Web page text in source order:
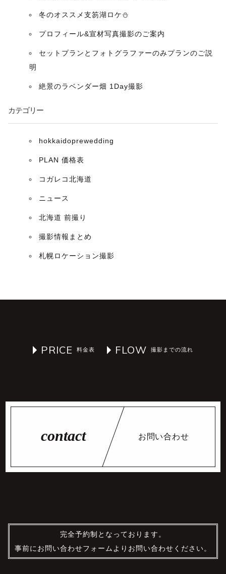
ン
冬のオススメ支笏湖ロケ⛄️
プロフィール&宣材写真撮影のご案内
セットプランとフォトグラファーのみプランのご説
明
絶景のラベンダー畑 1Day撮影
カテゴリー
hokkaidoprewedding
PLAN 価格表
コガレコ北海道
ニュース
北海道 前撮り
撮影情報まとめ
札幌ロケーション撮影
PRICE FLOW
お問い合わせ
完全予約制となっております。
事前にお問い合わせフォームよりお問い合わせください。